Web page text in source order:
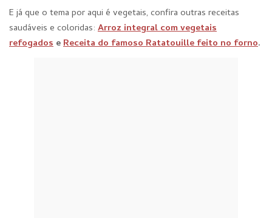
E já que o tema por aqui é vegetais, confira outras receitas
saudáveis e coloridas: Arroz integral com vegetais
refogados eReceita do famoso Ratatouille feito no forno.